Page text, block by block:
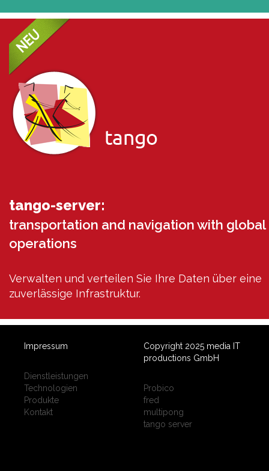
tango-server:
transportation and navigation with global
operations
Verwalten und verteilen Sie Ihre Daten über eine
zuverlässige Infrastruktur.
Impressum
Dienstleistungen
Technologien
Produkte
Kontakt
Copyright 2025 media IT
productions GmbH
Probico
fred
multipong
tango server